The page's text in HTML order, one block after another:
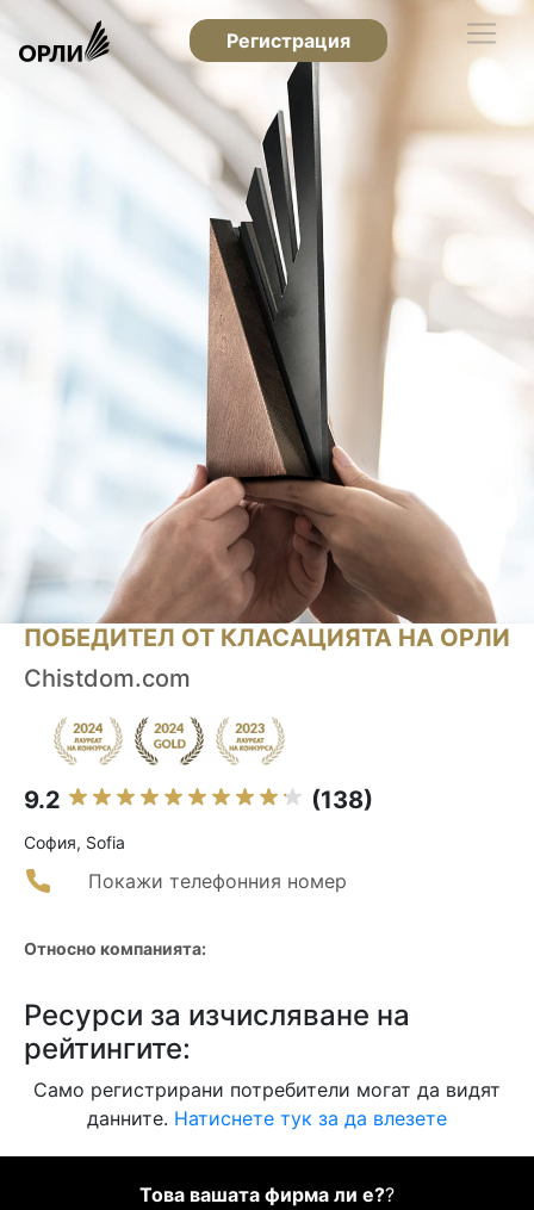
Регистрация
ПОБЕДИТЕЛ ОТ КЛАСАЦИЯТА НА ОРЛИ
Chistdom.com
9.2 (138)
София, Sofia
Покажи телефонния номер
Относно компанията:
Ресурси за изчисляване на
рейтингите:
Само регистрирани потребители могат да видят
данните. Натиснете тук за да влезете
Това вашата фирма ли е??